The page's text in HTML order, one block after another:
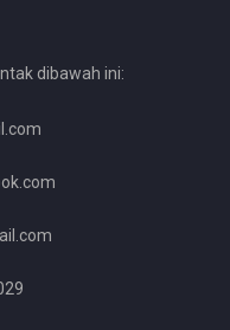
dibawah ini: